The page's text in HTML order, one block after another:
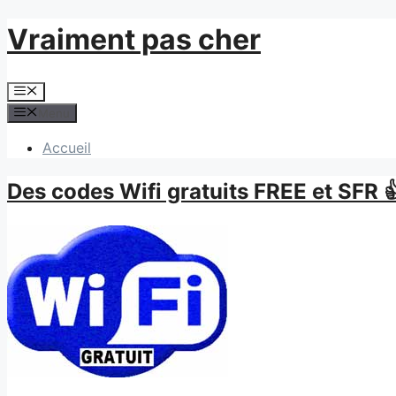
Aller
au
Vraiment pas cher
Menu
Accueil
Des codes Wifi gratuits FREE et SFR